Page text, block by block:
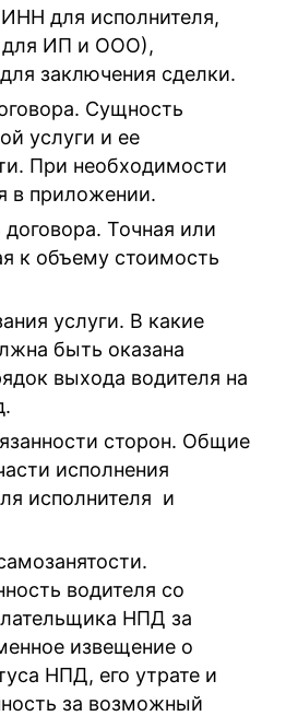
для исполнителя,
для ИП и ООО),
заключения сделки.
. Сущность
услуги и ее
При необходимости
в приложении.
. Точная или
к объему стоимость
услуги. В какие
быть оказана
выхода водителя на
сторон. Общие
исполнения
исполнителя и
.
водителя со
НПД за
извещение о
НПД, его утрате и
за возможный